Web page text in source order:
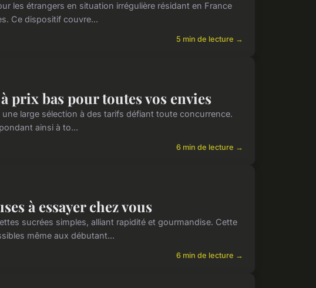
les étrangers en situation irrégulière résidant en France
Ce dispositif couvre...
5 min de lecture →
prix bas pour toutes vos envies
large sélection à des tarifs défiant toute concurrence.
ainsi à to...
6 min de lecture →
à essayer chez vous
sucrées simples, alliant rapidité et gourmandise. Cette
même aux débutant...
6 min de lecture →